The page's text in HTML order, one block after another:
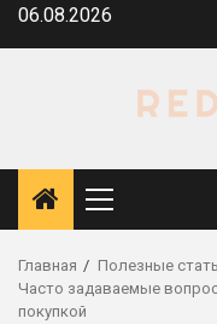
Перейти
06.08.2026
Основное
меню
Главная
Полезные
Часто задаваемые
покупкой